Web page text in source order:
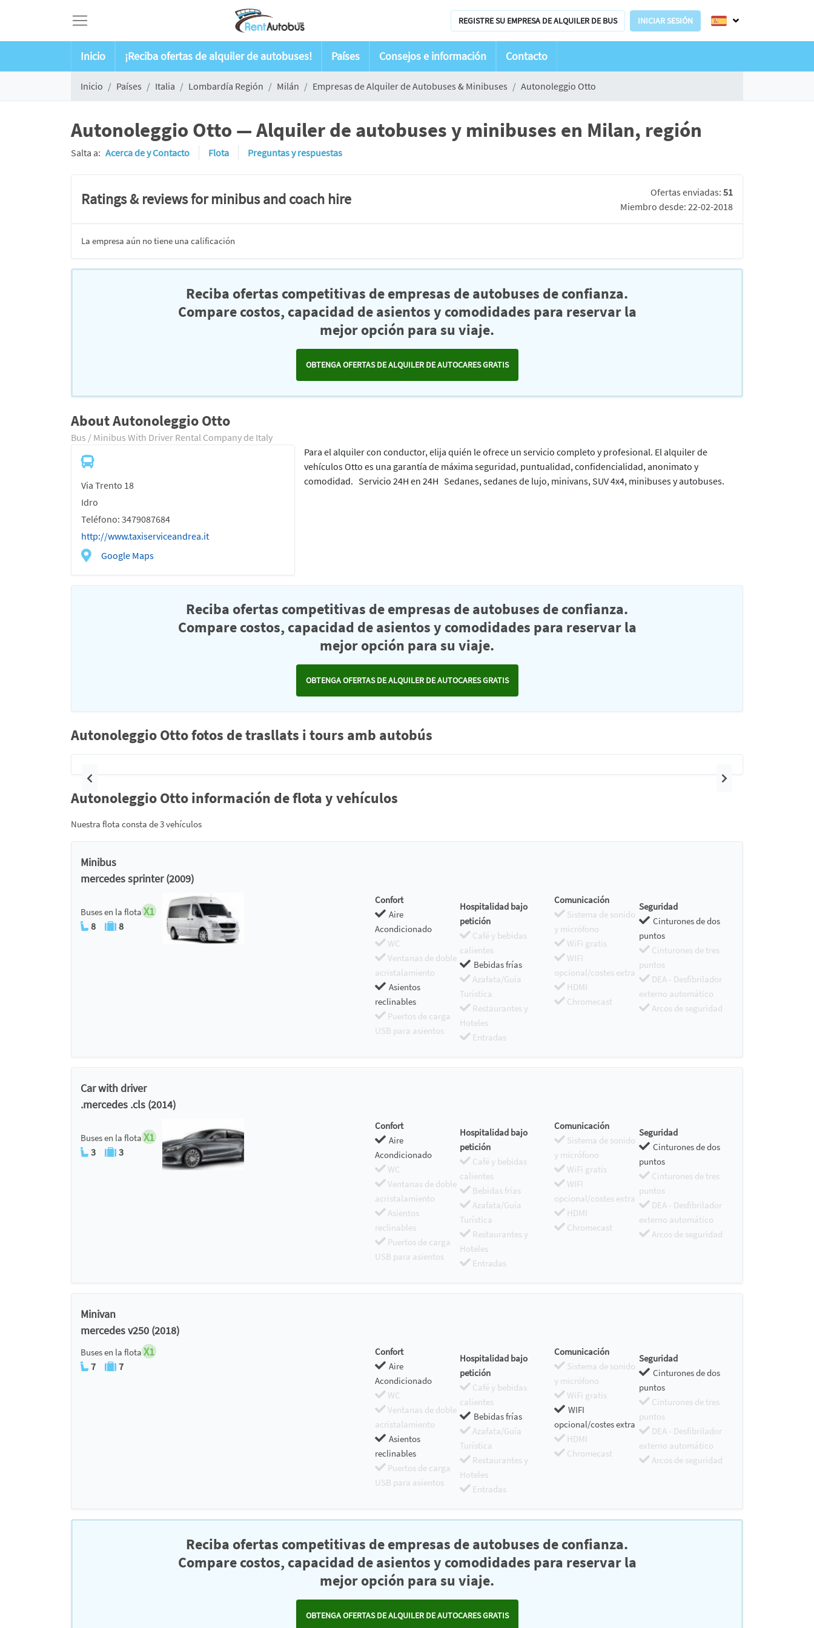
REGISTRE SU EMPRESA DE ALQUILER DE BUS INICIAR SESIÓN
Inicio ¡Reciba ofertas de alquiler de autobuses! Países Consejos e información Contacto
Inicio Países Italia Lombardía Región Milán Empresas de Alquiler de Autobuses & Minibuses Autonoleggio Otto
Autonoleggio Otto — Alquiler de autobuses y minibuses en Milan, región
Salta a: Acerca de y Contacto Flota Preguntas y respuestas
Ratings & reviews for minibus and coach hire Ofertas enviadas: 51
Miembro desde: 22-02-2018
La empresa aún no tiene una calificación
Reciba ofertas competitivas de empresas de autobuses de confianza.
Compare costos, capacidad de asientos y comodidades para reservar la
mejor opción para su viaje.
OBTENGA OFERTAS DE ALQUILER DE AUTOCARES GRATIS
About Autonoleggio Otto
Bus / Minibus With Driver Rental Company de Italy
Via Trento 18
Idro
Teléfono: 3479087684
http://www.taxiserviceandrea.it
Google Maps
Para el alquiler con conductor, elija quién le ofrece un servicio completo y profesional. El alquiler de
vehículos Otto es una garantía de máxima seguridad, puntualidad, confidencialidad, anonimato y
comodidad. Servicio 24H en 24H Sedanes, sedanes de lujo, minivans, SUV 4x4, minibuses y autobuses.
Reciba ofertas competitivas de empresas de autobuses de confianza.
Compare costos, capacidad de asientos y comodidades para reservar la
mejor opción para su viaje.
OBTENGA OFERTAS DE ALQUILER DE AUTOCARES GRATIS
Autonoleggio Otto fotos de trasllats i tours amb autobús
Anterior Siguiente
Autonoleggio Otto información de flota y vehículos
Nuestra flota consta de 3 vehículos
Minibus
mercedes sprinter (2009)
Buses en la flota X1
8 8
Confort
Aire
Acondicionado
WC
Ventanas de doble
acristalamiento
Asientos
reclinables
Puertos de carga
USB para asientos
Hospitalidad bajo
petición
Café y bebidas
calientes
Bebidas frías
Azafata/Guía
Turística
Restaurantes y
Hoteles
Entradas
Comunicación
Sistema de sonido
y micrófono
WiFi gratis
WIFI
opcional/costes extra
HDMI
Chromecast
Seguridad
Cinturones de dos
puntos
Cinturones de tres
puntos
DEA - Desfibrilador
externo automático
Arcos de seguridad
Car with driver
.mercedes .cls (2014)
Buses en la flota X1
3 3
Confort
Aire
Acondicionado
WC
Ventanas de doble
acristalamiento
Asientos
reclinables
Puertos de carga
USB para asientos
Hospitalidad bajo
petición
Café y bebidas
calientes
Bebidas frías
Azafata/Guía
Turística
Restaurantes y
Hoteles
Entradas
Comunicación
Sistema de sonido
y micrófono
WiFi gratis
WIFI
opcional/costes extra
HDMI
Chromecast
Seguridad
Cinturones de dos
puntos
Cinturones de tres
puntos
DEA - Desfibrilador
externo automático
Arcos de seguridad
Minivan
mercedes v250 (2018)
Buses en la flota X1
7 7
Confort
Aire
Acondicionado
WC
Ventanas de doble
acristalamiento
Asientos
reclinables
Puertos de carga
USB para asientos
Hospitalidad bajo
petición
Café y bebidas
calientes
Bebidas frías
Azafata/Guía
Turística
Restaurantes y
Hoteles
Entradas
Comunicación
Sistema de sonido
y micrófono
WiFi gratis
WIFI
opcional/costes extra
HDMI
Chromecast
Seguridad
Cinturones de dos
puntos
Cinturones de tres
puntos
DEA - Desfibrilador
externo automático
Arcos de seguridad
Reciba ofertas competitivas de empresas de autobuses de confianza.
Compare costos, capacidad de asientos y comodidades para reservar la
mejor opción para su viaje.
OBTENGA OFERTAS DE ALQUILER DE AUTOCARES GRATIS